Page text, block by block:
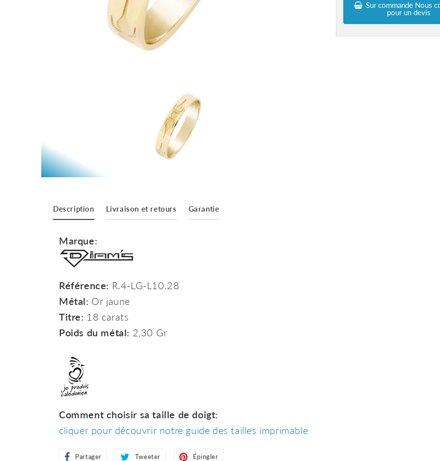
Sur commande Nous
pour un devis
Description Livraison et retours Garantie
Marque:
Référence: R.4-LG-L10.28
Métal: Or jaune
Titre: 18 carats
Poids du métal: 2,30 Gr
Comment choisir sa taille de doigt:
cliquer pour découvrir notre guide des tailles imprimable
Partager
Partager
Tweeter
Tweeter
Épingler